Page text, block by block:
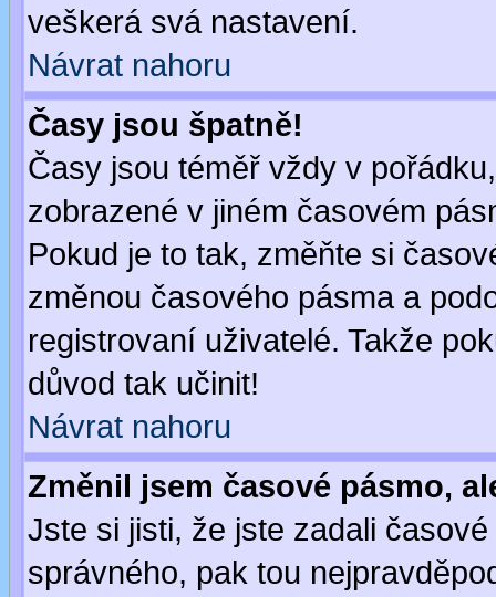
veškerá svá nastavení.
Návrat nahoru
Časy jsou špatně!
Časy jsou téměř vždy v
zobrazené v jiném časovém
Pokud je to tak, změňte si
změnou časového pásma a
registrovaní uživatelé. Takže
důvod tak učinit!
Návrat nahoru
Změnil jsem časové pásmo,
Jste si jisti, že jste zadali
správného, pak tou